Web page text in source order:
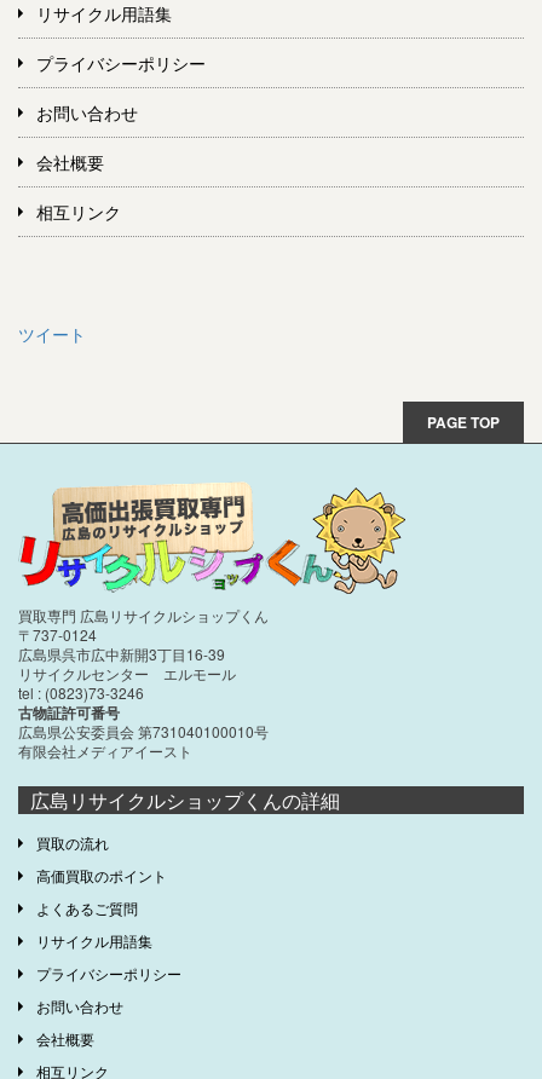
リサイクル用語集
プライバシーポリシー
お問い合わせ
会社概要
相互リンク
ツイート
PAGE TOP
買取専門 広島リサイクルショップくん
〒737-0124
広島県呉市広中新開3丁目16-39
リサイクルセンター エルモール
tel : (0823)73-3246
古物証許可番号
広島県公安委員会 第731040100010号
有限会社メディアイースト
広島リサイクルショップくんの詳細
買取の流れ
高価買取のポイント
よくあるご質問
リサイクル用語集
プライバシーポリシー
お問い合わせ
会社概要
相互リンク